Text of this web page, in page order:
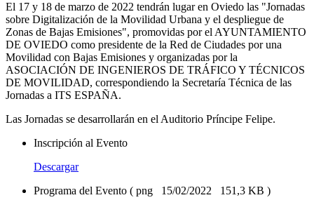
El 17 y 18 de marzo de 2022 tendrán lugar en Oviedo las "Jornadas
sobre Digitalización de la Movilidad Urbana y el despliegue de
Zonas de Bajas Emisiones", promovidas por el AYUNTAMIENTO
DE OVIEDO como presidente de la Red de Ciudades por una
Movilidad con Bajas Emisiones y organizadas por la
ASOCIACIÓN DE INGENIEROS DE TRÁFICO Y TÉCNICOS
DE MOVILIDAD, correspondiendo la Secretaría Técnica de las
Jornadas a ITS ESPAÑA.
Las Jornadas se desarrollarán en el Auditorio Príncipe Felipe.
Inscripción al Evento
Descargar
Programa del Evento ( png 15/02/2022 151,3 KB )